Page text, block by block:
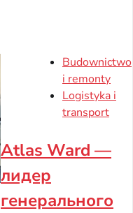
Budownictwo
i remonty
Logistyka i
transport
Atlas Ward —
лидер
генерального